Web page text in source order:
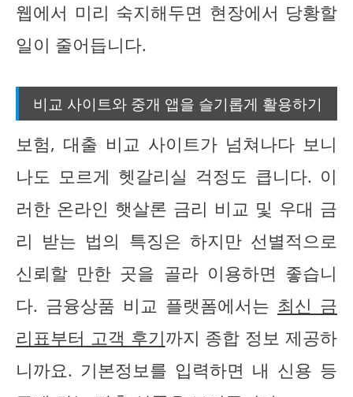
웹에서 미리 숙지해두면 현장에서 당황할
일이 줄어듭니다.
비교 사이트와 중개 앱을 슬기롭게 활용하기
보험, 대출 비교 사이트가 넘쳐나다 보니
나도 모르게 헷갈리실 걱정도 큽니다. 이
러한 온라인 햇살론 금리 비교 및 우대 금
리 받는 법의 특징은 하지만 선별적으로
신뢰할 만한 곳을 골라 이용하면 좋습니
다. 금융상품 비교 플랫폼에서는 최신 금
리표부터 고객 후기까지 종합 정보 제공하
니까요. 기본정보를 입력하면 내 신용 등